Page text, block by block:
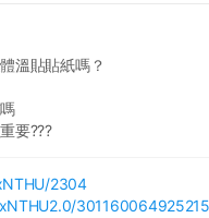
溫貼貼紙嗎？
要???
/2304
/301160064925215